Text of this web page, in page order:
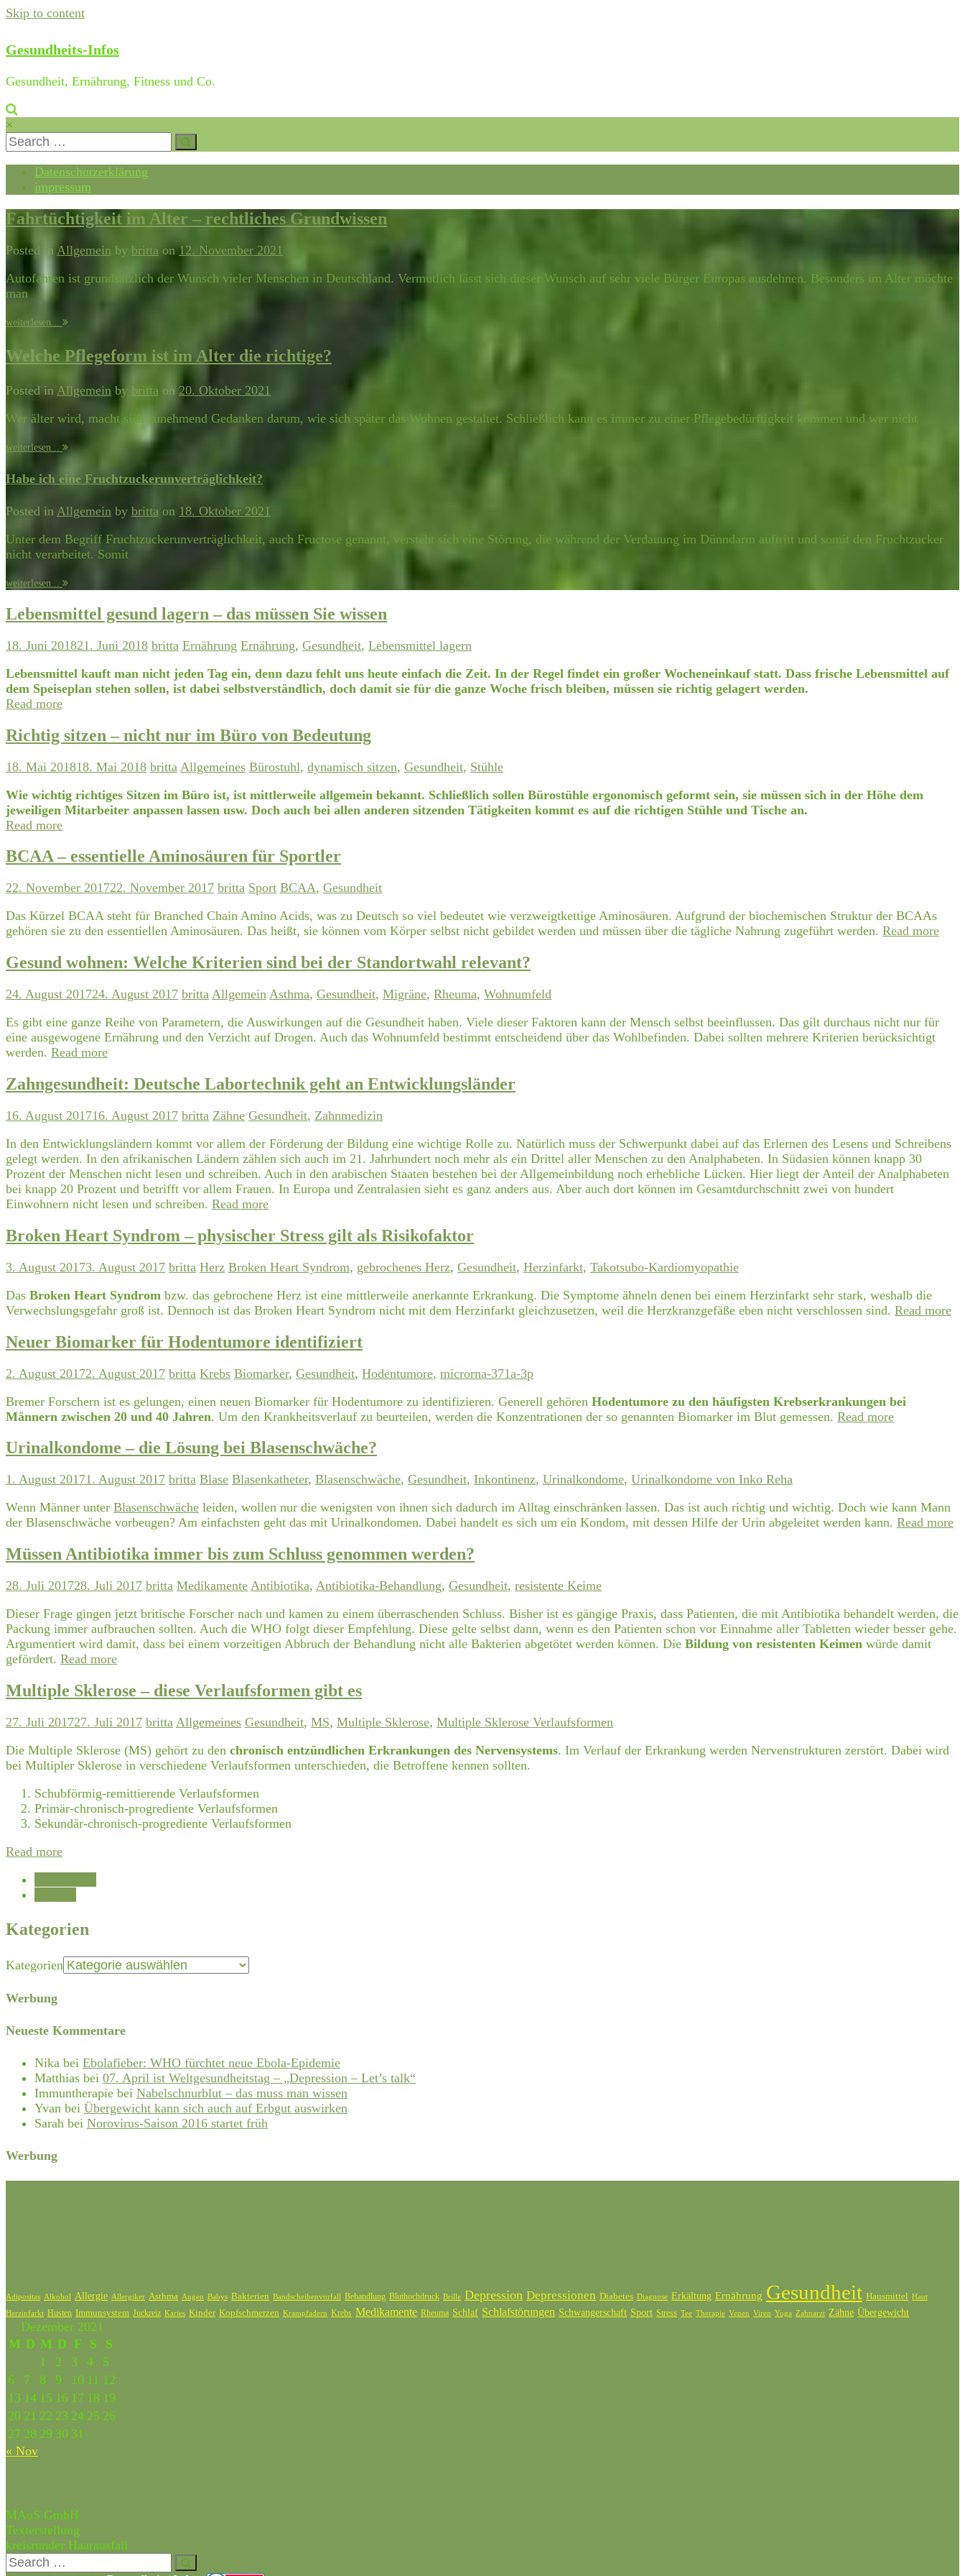
Skip to content
Gesundheits-Infos
Gesundheit, Ernährung, Fitness und Co.
×
Datenschutzerklärung
impressum
Fahrtüchtigkeit im Alter – rechtliches Grundwissen
Posted in Allgemein by britta on12. November 2021
Autofahren ist grundsätzlich der Wunsch vieler Menschen in Deutschland. Vermutlich lässt sich dieser Wunsch auf sehr viele Bürger Europas ausdehnen. Besonders im Alter möchte
man
weiterlesen...
Welche Pflegeform ist im Alter die richtige?
Posted in Allgemein by britta on 20. Oktober 2021
Wer älter wird, macht sich zunehmend Gedanken darum, wie sich später das Wohnen gestaltet. Schließlich kann es immer zu einer Pflegebedürftigkeit kommen und wer nicht
weiterlesen...
Habe ich eine Fruchtzuckerunverträglichkeit?
Posted in Allgemein by britta on 18. Oktober 2021
Unter dem Begriff Fruchtzuckerunverträglichkeit, auch Fructose genannt, versteht sich eine Störung, die während der Verdauung im Dünndarm auftritt und somit den Fruchtzucker
nicht verarbeitet. Somit
weiterlesen...
Lebensmittel gesund lagern – das müssen Sie wissen
18. Juni 201821. Juni 2018 britta Ernährung Ernährung, Gesundheit, Lebensmittel lagern
Lebensmittel kauft man nicht jeden Tag ein, denn dazu fehlt uns heute einfach die Zeit. In der Regel findet ein großer Wocheneinkauf statt. Dass frische Lebensmittel auf
dem Speiseplan stehen sollen, ist dabei selbstverständlich, doch damit sie für die ganze Woche frisch bleiben, müssen sie richtig gelagert werden.
Read more
Richtig sitzen – nicht nur im Büro von Bedeutung
18. Mai 201818. Mai 2018 britta Allgemeines Bürostuhl, dynamisch sitzen, Gesundheit, Stühle
Wie wichtig richtiges Sitzen im Büro ist, ist mittlerweile allgemein bekannt. Schließlich sollen Bürostühle ergonomisch geformt sein, sie müssen sich in der Höhe dem
jeweiligen Mitarbeiter anpassen lassen usw. Doch auch bei allen anderen sitzenden Tätigkeiten kommt es auf die richtigen Stühle und Tische an.
Read more
BCAA – essentielle Aminosäuren für Sportler
22. November 201722. November 2017 britta Sport BCAA, Gesundheit
Das Kürzel BCAA steht für Branched Chain Amino Acids, was zu Deutsch so viel bedeutet wie verzweigtkettige Aminosäuren. Aufgrund der biochemischen Struktur der BCAAs
gehören sie zu den essentiellen Aminosäuren. Das heißt, sie können vom Körper selbst nicht gebildet werden und müssen über die tägliche Nahrung zugeführt werden. Read more
Gesund wohnen: Welche Kriterien sind bei der Standortwahl relevant?
24. August 201724. August 2017 britta Allgemein Asthma, Gesundheit, Migräne, Rheuma, Wohnumfeld
Es gibt eine ganze Reihe von Parametern, die Auswirkungen auf die Gesundheit haben. Viele dieser Faktoren kann der Mensch selbst beeinflussen. Das gilt durchaus nicht nur für
eine ausgewogene Ernährung und den Verzicht auf Drogen. Auch das Wohnumfeld bestimmt entscheidend über das Wohlbefinden. Dabei sollten mehrere Kriterien berücksichtigt
werden. Read more
Zahngesundheit: Deutsche Labortechnik geht an Entwicklungsländer
16. August 201716. August 2017 britta Zähne Gesundheit, Zahnmedizin
In den Entwicklungsländern kommt vor allem der Förderung der Bildung eine wichtige Rolle zu. Natürlich muss der Schwerpunkt dabei auf das Erlernen des Lesens und Schreibens
gelegt werden. In den afrikanischen Ländern zählen sich auch im 21. Jahrhundert noch mehr als ein Drittel aller Menschen zu den Analphabeten. In Südasien können knapp 30
Prozent der Menschen nicht lesen und schreiben. Auch in den arabischen Staaten bestehen bei der Allgemeinbildung noch erhebliche Lücken. Hier liegt der Anteil der Analphabeten
bei knapp 20 Prozent und betrifft vor allem Frauen. In Europa und Zentralasien sieht es ganz anders aus. Aber auch dort können im Gesamtdurchschnitt zwei von hundert
Einwohnern nicht lesen und schreiben. Read more
Broken Heart Syndrom – physischer Stress gilt als Risikofaktor
3. August 20173. August 2017 britta Herz Broken Heart Syndrom, gebrochenes Herz, Gesundheit, Herzinfarkt, Takotsubo-Kardiomyopathie
Das Broken Heart Syndrom bzw. das gebrochene Herz ist eine mittlerweile anerkannte Erkrankung. Die Symptome ähneln denen bei einem Herzinfarkt sehr stark, weshalb die
Verwechslungsgefahr groß ist. Dennoch ist das Broken Heart Syndrom nicht mit dem Herzinfarkt gleichzusetzen, weil die Herzkranzgefäße eben nicht verschlossen sind. Read more
Neuer Biomarker für Hodentumore identifiziert
2. August 20172. August 2017 britta Krebs Biomarker, Gesundheit, Hodentumore, microrna-371a-3p
Bremer Forschern ist es gelungen, einen neuen Biomarker für Hodentumore zu identifizieren. Generell gehören Hodentumore zu den häufigsten Krebserkrankungen bei
Männern zwischen 20 und 40 Jahren. Um den Krankheitsverlauf zu beurteilen, werden die Konzentrationen der so genannten Biomarker im Blut gemessen. Read more
Urinalkondome – die Lösung bei Blasenschwäche?
1. August 20171. August 2017 britta Blase Blasenkatheter, Blasenschwäche, Gesundheit, Inkontinenz, Urinalkondome, Urinalkondome von Inko Reha
Wenn Männer unter Blasenschwäche leiden, wollen nur die wenigsten von ihnen sich dadurch im Alltag einschränken lassen. Das ist auch richtig und wichtig. Doch wie kann Mann
der Blasenschwäche vorbeugen? Am einfachsten geht das mit Urinalkondomen. Dabei handelt es sich um ein Kondom, mit dessen Hilfe der Urin abgeleitet werden kann. Read more
Müssen Antibiotika immer bis zum Schluss genommen werden?
28. Juli 201728. Juli 2017 britta Medikamente Antibiotika, Antibiotika-Behandlung, Gesundheit, resistente Keime
Dieser Frage gingen jetzt britische Forscher nach und kamen zu einem überraschenden Schluss. Bisher ist es gängige Praxis, dass Patienten, die mit Antibiotika behandelt werden, die
Packung immer aufbrauchen sollten. Auch die WHO folgt dieser Empfehlung. Diese gelte selbst dann, wenn es den Patienten schon vor Einnahme aller Tabletten wieder besser gehe.
Argumentiert wird damit, dass bei einem vorzeitigen Abbruch der Behandlung nicht alle Bakterien abgetötet werden können. Die Bildung von resistenten Keimen würde damit
gefördert. Read more
Multiple Sklerose – diese Verlaufsformen gibt es
27. Juli 201727. Juli 2017 britta Allgemeines Gesundheit, MS, Multiple Sklerose, Multiple Sklerose Verlaufsformen
Die Multiple Sklerose (MS) gehört zu den chronisch entzündlichen Erkrankungen des Nervensystems. Im Verlauf der Erkrankung werden Nervenstrukturen zerstört. Dabei wird
bei Multipler Sklerose in verschiedene Verlaufsformen unterschieden, die Betroffene kennen sollten.
Schubförmig-remittierende Verlaufsformen
Primär-chronisch-progrediente Verlaufsformen
Sekundär-chronisch-progrediente Verlaufsformen
Read more
Kategorien
Kategorien
Werbung
Neueste Kommentare
Nika bei Ebolafieber: WHO fürchtet neue Ebola-Epidemie
Matthias bei 07. April ist Weltgesundheitstag – „Depression – Let’s talk“
Immuntherapie bei Nabelschnurblut – das muss man wissen
Yvan bei Übergewicht kann sich auch auf Erbgut auswirken
Sarah bei Norovirus-Saison 2016 startet früh
Werbung
Adipositas Alkohol Allergie Allergiker Asthma Augen Babys Bakterien Bandscheibenvorfall Behandlung Bluthochdruck Brille Depression Depressionen Diabetes Diagnose Erkältung Ernährung Gesundheit Hausmittel Haut
Herzinfarkt Husten Immunsystem Juckreiz Karies Kinder Kopfschmerzen Krampfadern Krebs Medikamente Rheuma Schlaf Schlafstörungen Schwangerschaft Sport Stress Tee Therapie Venen Viren Yoga Zahnarzt Zähne Übergewicht
Dezember 2021
M D M D F S
S
1
2 3 4
5
6
7 8 9 10 11 12
13 14 15 16 17 18 19
20 21 22 23 24 25 26
27 28 29 30 31
« Nov
MAuS GmbH
Texterstellung
kreisrunder Haarausfall